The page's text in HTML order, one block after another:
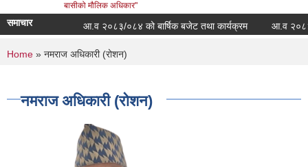
बासीको मौलिक अधिकार"
समाचार आ.व २०८३/०८४ को बार्षिक बजेट तथा कार्यक्रम आ.व २०८३/
You are here
Home » नमराज अधिकारी (रोशन)
नमराज अधिकारी (रोशन)